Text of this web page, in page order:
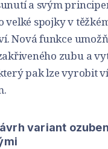
a svým
velké spojky v
Nová funkce
zubu a
pak lze vyrobit
variant